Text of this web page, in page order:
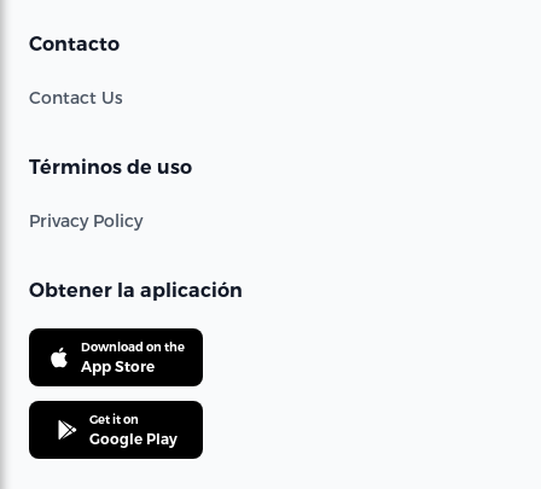
Contacto
Contact Us
Términos de uso
Privacy Policy
Obtener la aplicación
Download on the
App Store
Get it on
Google Play